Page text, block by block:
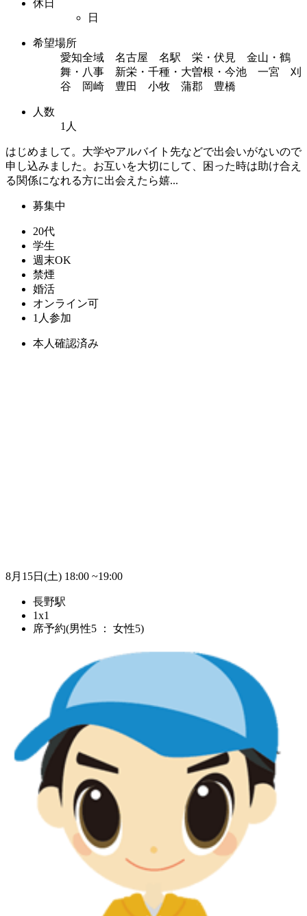
休日
日
希望場所
愛知全域 名古屋 名駅 栄・伏見 金山・鶴
舞・八事 新栄・千種・大曽根・今池 一宮 刈
谷 岡崎 豊田 小牧 蒲郡 豊橋
人数
1人
はじめまして。大学やアルバイト先などで出会いがないので
申し込みました。お互いを大切にして、困った時は助け合え
る関係になれる方に出会えたら嬉...
募集中
20代
学生
週末OK
禁煙
婚活
オンライン可
1人参加
本人確認済み
8月15日(土) 18:00 ~19:00
長野駅
1x1
席予約(男性5 ： 女性5)